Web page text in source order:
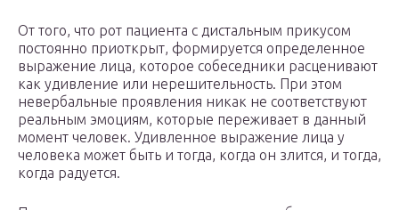
От того, что рот пациента с дистальным прикусом
постоянно приоткрыт, формируется определенное
выражение лица, которое собеседники расценивают
как удивление или нерешительность. При этом
невербальные проявления никак не соответствуют
реальным эмоциям, которые переживает в данный
момент человек. Удивленное выражение лица у
человека может быть и тогда, когда он злится, и тогда,
когда радуется.